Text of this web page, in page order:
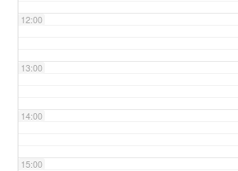
12:00
13:00
14:00
15:00